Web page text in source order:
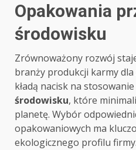
Opakowania
środowisku
Zrównoważony rozwój
branży produkcji karmy
kładą nacisk na stosowanie
środowisku, które
planetę. Wybór
opakowaniowych ma
ekologicznego profilu firmy.